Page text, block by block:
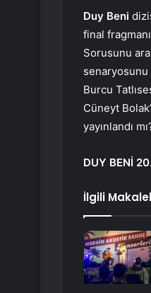
Duy Beni
final
Sorusunu
senaryosunu
Burcu
Cüneyt
yayınlandı
DUY BENİ
İlgili